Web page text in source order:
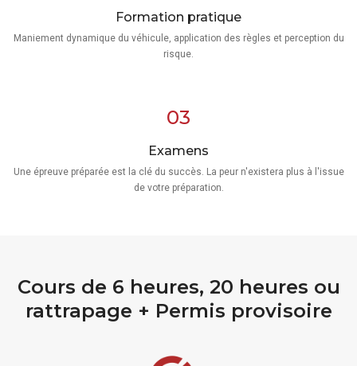
Formation pratique
Maniement dynamique du véhicule, application des règles et perception du
risque.
03
Examens
Une épreuve préparée est la clé du succès. La peur n'existera plus à l'issue
de votre préparation.
Cours de 6 heures, 20 heures ou
rattrapage + Permis provisoire